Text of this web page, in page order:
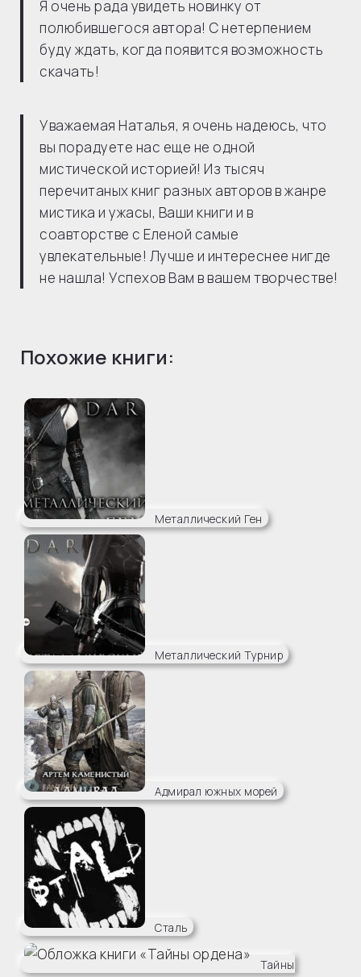
Я очень рада увидеть новинку от
полюбившегося автора! С нетерпением
буду ждать, когда появится возможность
скачать!
Уважаемая Наталья, я очень надеюсь, что
вы порадуете нас еще не одной
мистической историей! Из тысяч
перечитаных книг разных авторов в жанре
мистика и ужасы, Ваши книги и в
соавторстве с Еленой самые
увлекательные! Лучше и интереснее нигде
не нашла! Успехов Вам в вашем творчестве!
Похожие книги:
Металлический Ген
Металлический Турнир
Адмирал южных морей
Сталь
Тайны